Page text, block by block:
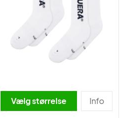
Vælg størrelse Info